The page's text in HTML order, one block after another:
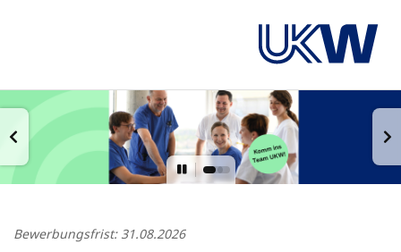
Bewerbungsfrist: 31.08.2026